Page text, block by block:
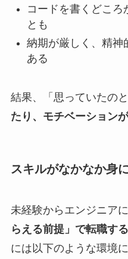
コードを書くどころ
とも
納期が厳しく、精神
ある
結果、「思っていたの
たり、モチベーション
スキルがなかなか身
未経験からエンジニア
らえる前提」で転職す
には以下のような環境